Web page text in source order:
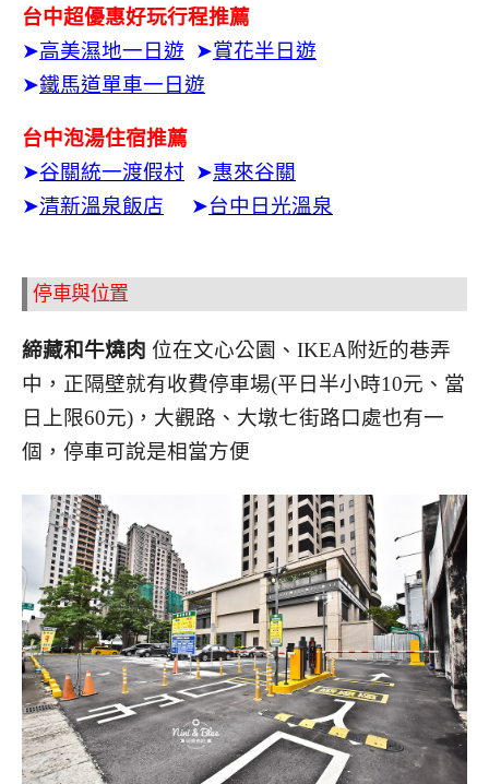
台中超優惠好玩行程推薦
➤高美濕地一日遊 ➤賞花半日遊
➤鐵馬道單車一日遊
台中泡湯住宿推薦
➤谷關統一渡假村 ➤惠來谷關
➤清新溫泉飯店 ➤台中日光溫泉
停車與位置
締藏和牛燒肉 位在文心公園、IKEA附近的巷弄
中，正隔壁就有收費停車場(平日半小時10元、當
日上限60元)，大觀路、大墩七街路口處也有一
個，停車可說是相當方便